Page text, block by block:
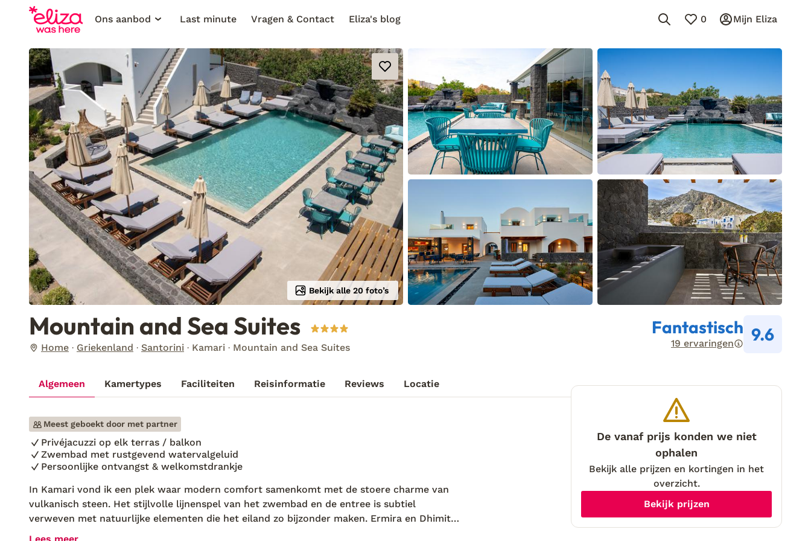
Ons aanbod
Last minute Vragen & Contact Eliza's blog 0 Mijn Eliza
Bekijk alle 20 foto’s
Mountain and Sea Suites
Home Griekenland Santorini Kamari Mountain and Sea Suites
Fantastisch
19 ervaringen 9.6
Algemeen Kamertypes Faciliteiten Reisinformatie Reviews Locatie
Meest geboekt door met partner
Privéjacuzzi op elk terras / balkon
Zwembad met rustgevend watervalgeluid
Persoonlijke ontvangst & welkomstdrankje
In Kamari vond ik een plek waar modern comfort samenkomt met de stoere charme van
vulkanisch steen. Het stijlvolle lijnenspel van het zwembad en de entree is subtiel
verweven met natuurlijke elementen die het eiland zo bijzonder maken. Ermira en Dhimiter
begroeten elke gast met een stralende glimlach en een verfrissend drankje – een klein
De vanaf prijs konden we niet
ophalen
Bekijk alle prijzen en kortingen in het
overzicht.
Bekijk prijzen